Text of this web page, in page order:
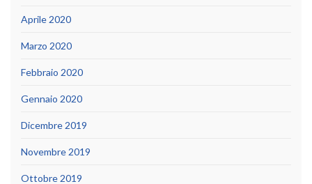
Aprile 2020
Marzo 2020
Febbraio 2020
Gennaio 2020
Dicembre 2019
Novembre 2019
Ottobre 2019